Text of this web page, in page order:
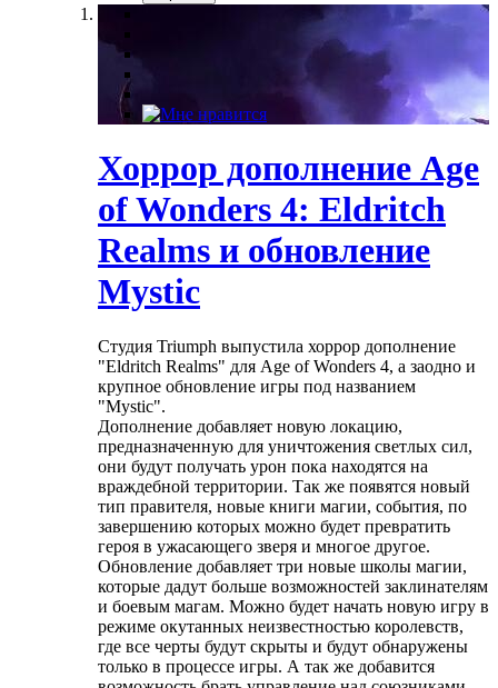
Хоррор дополнение Age
of Wonders 4: Eldritch
Realms и обновление
Mystic
Студия Triumph выпустила хоррор дополнение
"Eldritch Realms" для Age of Wonders 4, а заодно и
крупное обновление игры под названием
"Mystic".
Дополнение добавляет новую локацию,
предназначенную для уничтожения светлых сил,
они будут получать урон пока находятся на
враждебной территории. Так же появятся новый
тип правителя, новые книги магии, события, по
завершению которых можно будет превратить
героя в ужасающего зверя и многое другое.
Обновление добавляет три новые школы магии,
которые дадут больше возможностей заклинателям
и боевым магам. Можно будет начать новую игру в
режиме окутанных неизвестностью королевств,
где все черты будут скрыты и будут обнаружены
только в процессе игры. А так же добавится